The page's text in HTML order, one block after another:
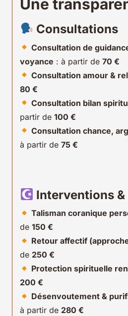
Une
Consultations
Consultation de
voyance : à partir de 70 €
Consultation amour &
80 €
Consultation bilan
partir de 100 €
Consultation chance,
à partir de 75 €
Interventions &
Talisman coranique
de 150 €
Retour affectif
de 250 €
Protection spirituelle
200 €
Désenvoutement &
à partir de 280 €